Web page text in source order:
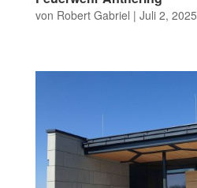
von Robert Gabriel | Juli 2, 2025